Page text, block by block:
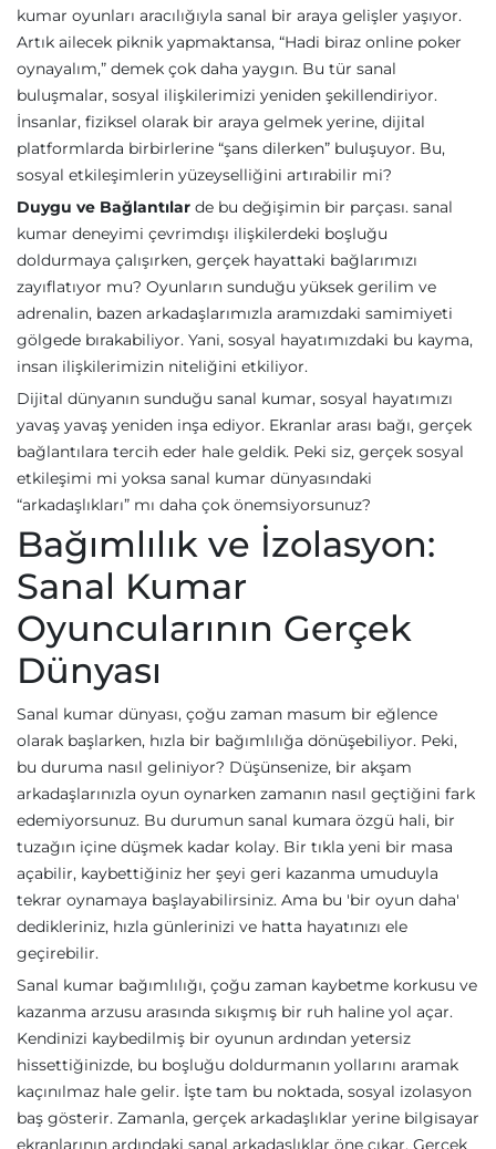
kumar oyunları aracılığıyla sanal bir araya gelişler yaşıyor.
Artık ailecek piknik yapmaktansa, “Hadi biraz online poker
oynayalım,” demek çok daha yaygın. Bu tür sanal
buluşmalar, sosyal ilişkilerimizi yeniden şekillendiriyor.
İnsanlar, fiziksel olarak bir araya gelmek yerine, dijital
platformlarda birbirlerine “şans dilerken” buluşuyor. Bu,
sosyal etkileşimlerin yüzeyselliğini artırabilir mi?
Duygu ve Bağlantılar de bu değişimin bir parçası. sanal
kumar deneyimi çevrimdışı ilişkilerdeki boşluğu
doldurmaya çalışırken, gerçek hayattaki bağlarımızı
zayıflatıyor mu? Oyunların sunduğu yüksek gerilim ve
adrenalin, bazen arkadaşlarımızla aramızdaki samimiyeti
gölgede bırakabiliyor. Yani, sosyal hayatımızdaki bu kayma,
insan ilişkilerimizin niteliğini etkiliyor.
Dijital dünyanın sunduğu sanal kumar, sosyal hayatımızı
yavaş yavaş yeniden inşa ediyor. Ekranlar arası bağı, gerçek
bağlantılara tercih eder hale geldik. Peki siz, gerçek sosyal
etkileşimi mi yoksa sanal kumar dünyasındaki
“arkadaşlıkları” mı daha çok önemsiyorsunuz?
Bağımlılık ve İzolasyon:
Sanal Kumar
Oyuncularının Gerçek
Dünyası
Sanal kumar dünyası, çoğu zaman masum bir eğlence
olarak başlarken, hızla bir bağımlılığa dönüşebiliyor. Peki,
bu duruma nasıl geliniyor? Düşünsenize, bir akşam
arkadaşlarınızla oyun oynarken zamanın nasıl geçtiğini fark
edemiyorsunuz. Bu durumun sanal kumara özgü hali, bir
tuzağın içine düşmek kadar kolay. Bir tıkla yeni bir masa
açabilir, kaybettiğiniz her şeyi geri kazanma umuduyla
tekrar oynamaya başlayabilirsiniz. Ama bu 'bir oyun daha'
dedikleriniz, hızla günlerinizi ve hatta hayatınızı ele
geçirebilir.
Sanal kumar bağımlılığı, çoğu zaman kaybetme korkusu ve
kazanma arzusu arasında sıkışmış bir ruh haline yol açar.
Kendinizi kaybedilmiş bir oyunun ardından yetersiz
hissettiğinizde, bu boşluğu doldurmanın yollarını aramak
kaçınılmaz hale gelir. İşte tam bu noktada, sosyal izolasyon
baş gösterir. Zamanla, gerçek arkadaşlıklar yerine bilgisayar
ekranlarının ardındaki sanal arkadaşlıklar öne çıkar. Gerçek